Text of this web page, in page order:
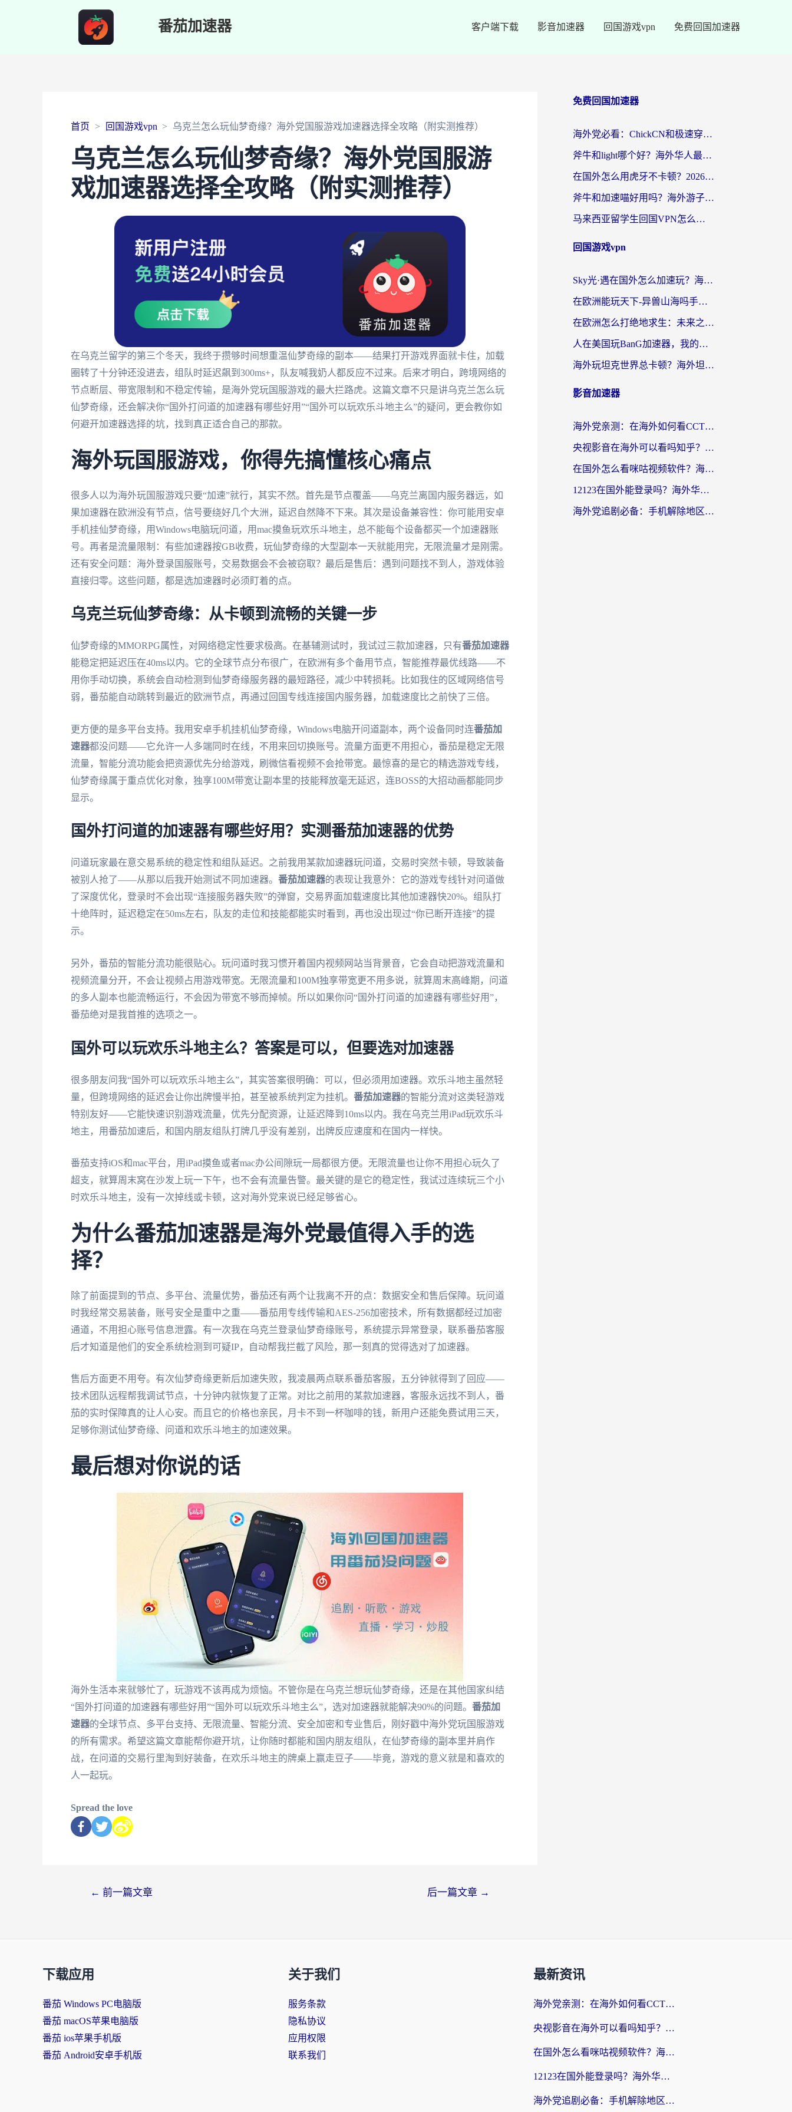
番茄加速器 客户端下载 影音加速器 回国游戏vpn 免费回国加速器
首页 回国游戏vpn 乌克兰怎么玩仙梦奇缘？海外党国服游戏加速器选择全攻略（附实测推荐）
乌克兰怎么玩仙梦奇缘？海外党国服游
戏加速器选择全攻略（附实测推荐）
在乌克兰留学的第三个冬天，我终于攒够时间想重温仙梦奇缘的副本——结果打开游戏界面就卡住，加载
圈转了十分钟还没进去，组队时延迟飙到300ms+，队友喊我奶人都反应不过来。后来才明白，跨境网络的
节点断层、带宽限制和不稳定传输，是海外党玩国服游戏的最大拦路虎。这篇文章不只是讲乌克兰怎么玩
仙梦奇缘，还会解决你“国外打问道的加速器有哪些好用”“国外可以玩欢乐斗地主么”的疑问，更会教你如
何避开加速器选择的坑，找到真正适合自己的那款。
海外玩国服游戏，你得先搞懂核心痛点
很多人以为海外玩国服游戏只要“加速”就行，其实不然。首先是节点覆盖——乌克兰离国内服务器远，如
果加速器在欧洲没有节点，信号要绕好几个大洲，延迟自然降不下来。其次是设备兼容性：你可能用安卓
手机挂仙梦奇缘，用Windows电脑玩问道，用mac摸鱼玩欢乐斗地主，总不能每个设备都买一个加速器账
号。再者是流量限制：有些加速器按GB收费，玩仙梦奇缘的大型副本一天就能用完，无限流量才是刚需。
还有安全问题：海外登录国服账号，交易数据会不会被窃取？最后是售后：遇到问题找不到人，游戏体验
直接归零。这些问题，都是选加速器时必须盯着的点。
乌克兰玩仙梦奇缘：从卡顿到流畅的关键一步
仙梦奇缘的MMORPG属性，对网络稳定性要求极高。在基辅测试时，我试过三款加速器，只有番茄加速器
能稳定把延迟压在40ms以内。它的全球节点分布很广，在欧洲有多个备用节点，智能推荐最优线路——不
用你手动切换，系统会自动检测到仙梦奇缘服务器的最短路径，减少中转损耗。比如我住的区域网络信号
弱，番茄能自动跳转到最近的欧洲节点，再通过回国专线连接国内服务器，加载速度比之前快了三倍。
更方便的是多平台支持。我用安卓手机挂机仙梦奇缘，Windows电脑开问道副本，两个设备同时连番茄加
速器都没问题——它允许一人多端同时在线，不用来回切换账号。流量方面更不用担心，番茄是稳定无限
流量，智能分流功能会把资源优先分给游戏，刷微信看视频不会抢带宽。最惊喜的是它的精选游戏专线，
仙梦奇缘属于重点优化对象，独享100M带宽让副本里的技能释放毫无延迟，连BOSS的大招动画都能同步
显示。
国外打问道的加速器有哪些好用？实测番茄加速器的优势
问道玩家最在意交易系统的稳定性和组队延迟。之前我用某款加速器玩问道，交易时突然卡顿，导致装备
被别人抢了——从那以后我开始测试不同加速器。 番茄加速器的表现让我意外：它的游戏专线针对问道做
了深度优化，登录时不会出现“连接服务器失败”的弹窗，交易界面加载速度比其他加速器快20%。组队打
十绝阵时，延迟稳定在50ms左右，队友的走位和技能都能实时看到，再也没出现过“你已断开连接”的提
示。
另外，番茄的智能分流功能很贴心。玩问道时我习惯开着国内视频网站当背景音，它会自动把游戏流量和
视频流量分开，不会让视频占用游戏带宽。无限流量和100M独享带宽更不用多说，就算周末高峰期，问道
的多人副本也能流畅运行，不会因为带宽不够而掉帧。所以如果你问“国外打问道的加速器有哪些好用”，
番茄绝对是我首推的选项之一。
国外可以玩欢乐斗地主么？答案是可以，但要选对加速器
很多朋友问我“国外可以玩欢乐斗地主么”，其实答案很明确：可以，但必须用加速器。欢乐斗地主虽然轻
量，但跨境网络的延迟会让你出牌慢半拍，甚至被系统判定为挂机。 番茄加速器的智能分流对这类轻游戏
特别友好——它能快速识别游戏流量，优先分配资源，让延迟降到10ms以内。我在乌克兰用iPad玩欢乐斗
地主，用番茄加速后，和国内朋友组队打牌几乎没有差别，出牌反应速度和在国内一样快。
番茄支持iOS和mac平台，用iPad摸鱼或者mac办公间隙玩一局都很方便。无限流量也让你不用担心玩久了
超支，就算周末窝在沙发上玩一下午，也不会有流量告警。最关键的是它的稳定性，我试过连续玩三个小
时欢乐斗地主，没有一次掉线或卡顿，这对海外党来说已经足够省心。
为什么番茄加速器是海外党最值得入手的选
择？
除了前面提到的节点、多平台、流量优势，番茄还有两个让我离不开的点：数据安全和售后保障。玩问道
时我经常交易装备，账号安全是重中之重——番茄用专线传输和AES-256加密技术，所有数据都经过加密
通道，不用担心账号信息泄露。有一次我在乌克兰登录仙梦奇缘账号，系统提示异常登录，联系番茄客服
后才知道是他们的安全系统检测到可疑IP，自动帮我拦截了风险，那一刻真的觉得选对了加速器。
售后方面更不用夸。有次仙梦奇缘更新后加速失败，我凌晨两点联系番茄客服，五分钟就得到了回应——
技术团队远程帮我调试节点，十分钟内就恢复了正常。对比之前用的某款加速器，客服永远找不到人，番
茄的实时保障真的让人心安。而且它的价格也亲民，月卡不到一杯咖啡的钱，新用户还能免费试用三天，
足够你测试仙梦奇缘、问道和欢乐斗地主的加速效果。
最后想对你说的话
海外生活本来就够忙了，玩游戏不该再成为烦恼。不管你是在乌克兰想玩仙梦奇缘，还是在其他国家纠结
“国外打问道的加速器有哪些好用”“国外可以玩欢乐斗地主么”，选对加速器就能解决90%的问题。 番茄加
速器的全球节点、多平台支持、无限流量、智能分流、安全加密和专业售后，刚好戳中海外党玩国服游戏
的所有需求。希望这篇文章能帮你避开坑，让你随时都能和国内朋友组队，在仙梦奇缘的副本里并肩作
战，在问道的交易行里淘到好装备，在欢乐斗地主的牌桌上赢走豆子——毕竟，游戏的意义就是和喜欢的
人一起玩。
Spread the love
← 前一篇文章 后一篇文章 →
免费回国加速器
海外党必看：ChickCN和极速穿梭VPN好用吗？3招教你选对回国加速器无缝刷国内资源
斧牛和light哪个好？海外华人最关心的回国加速器选择难题，一篇讲透
在国外怎么用虎牙不卡顿？2026海外华人亲测有效的回国加速器选择指南
斧牛和加速喵好用吗？海外游子的真实选择困境
马来西亚留学生回国VPN怎么选？3个避坑点+1款实测好用的加速器推荐
回国游戏vpn
Sky光·遇在国外怎么加速玩？海外党亲测有效的国服游戏加速指南
在欧洲能玩天下-异兽山海吗手游？海外玩家的加速器生存指南
在欧洲怎么打绝地求生：未来之役不卡？留学生亲测的加速器避坑指南
人在美国玩BanG加速器，我的延迟终于绿了
海外玩坦克世界总卡顿？海外坦克世界加速器有哪些？实测好用的选择在这里
影音加速器
海外党亲测：在海外如何看CCTV？告别“仅限大陆播放”的实用指南
央视影音在海外可以看吗知乎？留学生亲测：3步解决地域限制+追剧自由
在国外怎么看咪咕视频软件？海外党亲测有效的回国加速方案
12123在国外能登录吗？海外华人必看的回国加速实用指南
海外党追剧必备：手机解除地区限制app怎么选？解决央视视频&国内剧地区限制全指南
下载应用
番茄 Windows PC电脑版
番茄 macOS苹果电脑版
番茄 ios苹果手机版
番茄 Android安卓手机版
关于我们
服务条款
隐私协议
应用权限
联系我们
最新资讯
海外党亲测：在海外如何看CCTV？告别“仅限大陆播放”的实用指南
央视影音在海外可以看吗知乎？留学生亲测：3步解决地域限制+追剧自由
在国外怎么看咪咕视频软件？海外党亲测有效的回国加速方案
12123在国外能登录吗？海外华人必看的回国加速实用指南
海外党追剧必备：手机解除地区限制app怎么选？解决央视视频&国内剧地区限制全指南